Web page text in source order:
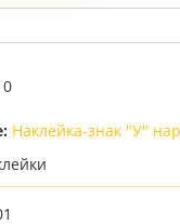
Наклейка-знак "У"